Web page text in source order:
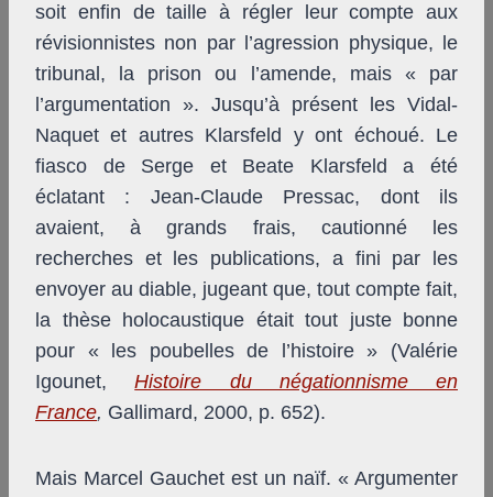
soit enfin de taille à régler leur compte aux
révisionnistes non par l’agression physique, le
tribunal, la prison ou l’amende, mais « par
l’argumentation ». Jusqu’à présent les Vidal-
Naquet et autres Klarsfeld y ont échoué. Le
fiasco de Serge et Beate Klarsfeld a été
éclatant : Jean-Claude Pressac, dont ils
avaient, à grands frais, cautionné les
recherches et les publications, a fini par les
envoyer au diable, jugeant que, tout compte fait,
la thèse holocaustique était tout juste bonne
pour « les poubelles de l’histoire » (Valérie
Igounet,Histoire du négationnisme en
France, Gallimard, 2000, p. 652).
Mais Marcel Gauchet est un naïf. « Argumenter